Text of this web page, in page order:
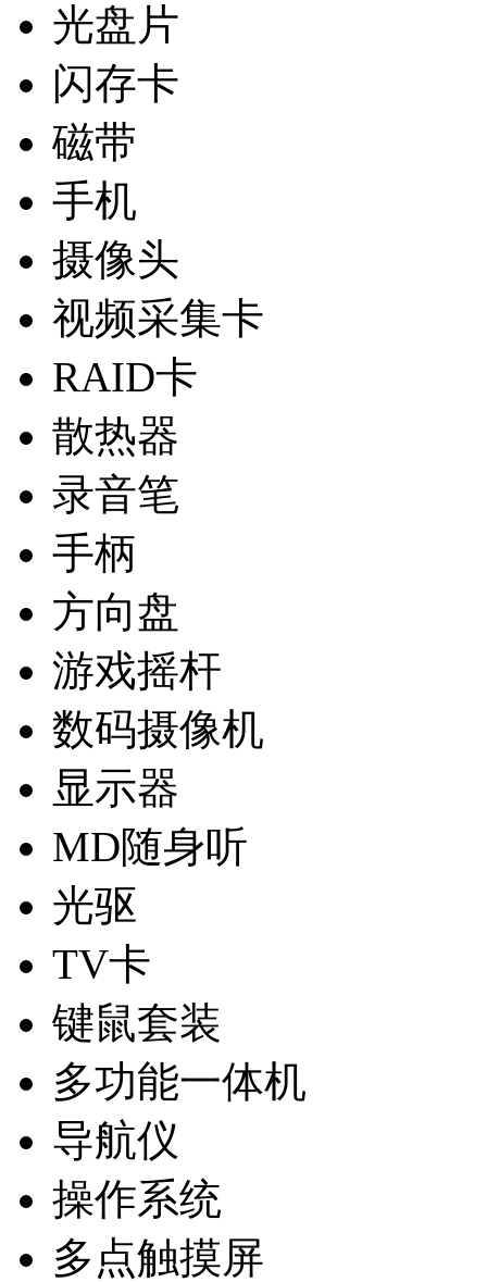
光盘片
闪存卡
磁带
手机
摄像头
视频采集卡
RAID卡
散热器
录音笔
手柄
方向盘
游戏摇杆
数码摄像机
显示器
MD随身听
光驱
TV卡
键鼠套装
多功能一体机
导航仪
操作系统
多点触摸屏